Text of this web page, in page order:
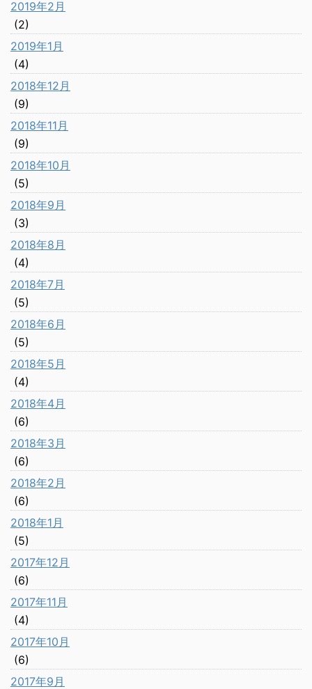
2019年2月
(2)
2019年1月
(4)
2018年12月
(9)
2018年11月
(9)
2018年10月
(5)
2018年9月
(3)
2018年8月
(4)
2018年7月
(5)
2018年6月
(5)
2018年5月
(4)
2018年4月
(6)
2018年3月
(6)
2018年2月
(6)
2018年1月
(5)
2017年12月
(6)
2017年11月
(4)
2017年10月
(6)
2017年9月